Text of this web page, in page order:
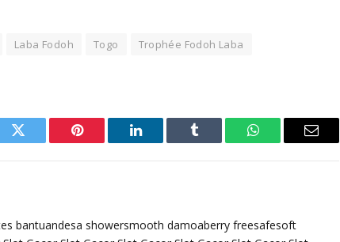
Laba Fodoh Togo
Trophée Fodoh Laba
Twitter Pinterest LinkedIn Tumblr WhatsAppEmail
bantuandesa showersmooth damoaberry freesafesoft